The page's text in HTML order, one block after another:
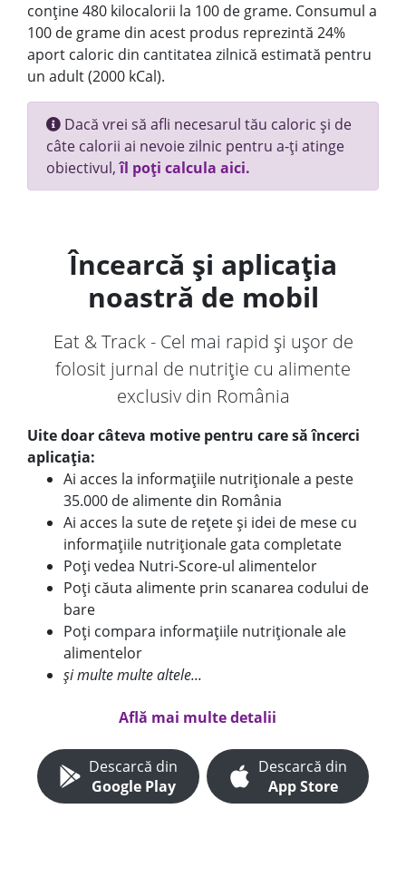
conține 480 kilocalorii la 100 de grame. Consumul a
100 de grame din acest produs reprezintă 24%
aport caloric din cantitatea zilnică estimată pentru
un adult (2000 kCal).
Dacă vrei să afli necesarul tău caloric și de
câte calorii ai nevoie zilnic pentru a-ți atinge
obiectivul,îl poți calcula aici.
Încearcă și aplicația
noastră de mobil
Eat & Track - Cel mai rapid și ușor de
folosit jurnal de nutriție cu alimente
exclusiv din România
Uite doar câteva motive pentru care să încerci
aplicația:
Ai acces la informațiile nutriționale a peste
35.000 de alimente din România
Ai acces la sute de rețete și idei de mese cu
informațiile nutriționale gata completate
Poți vedea Nutri-Score-ul alimentelor
Poți căuta alimente prin scanarea codului de
bare
Poți compara informațiile nutriționale ale
alimentelor
și multe multe altele...
Află mai multe detalii
Descarcă din
Google Play
Descarcă din
App Store